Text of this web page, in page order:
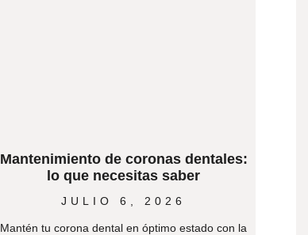
Mantenimiento de coronas dentales:
lo que necesitas saber
JULIO 6, 2026
Mantén tu corona dental en óptimo estado con la